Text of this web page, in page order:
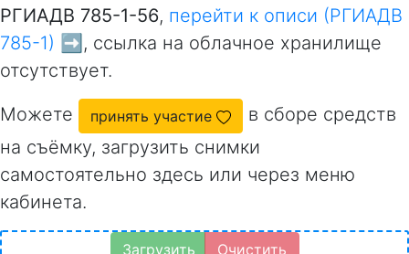
РГИАДВ 785-1-56, перейти к описи (РГИАДВ
785-1) ➡️ , ссылка на облачное хранилище
отсутствует.
Можете принять участие
в сборе средств
на съёмку, загрузить снимки
самостоятельно здесь или через меню
кабинета.
Загрузить Очистить